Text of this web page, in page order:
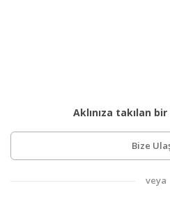
Aklınıza takılan
Bize
veya